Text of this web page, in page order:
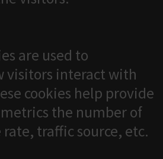
are used to
visitors interact with
cookies help provide
the number of
traffic source, etc.